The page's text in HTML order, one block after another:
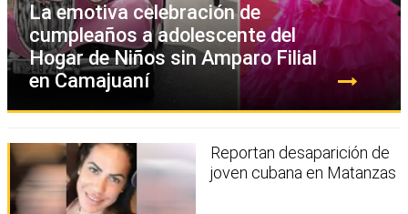
La emotiva celebración de
cumpleaños a adolescente del
Hogar de Niños sin Amparo Filial
en Camajuaní
Reportan desaparición de
joven cubana en Matanzas